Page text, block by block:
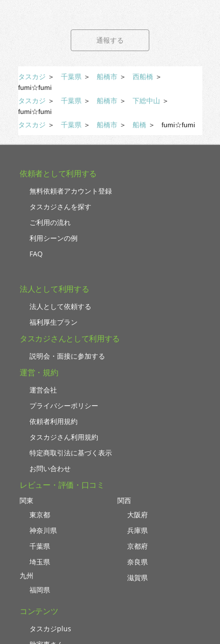
通報する
タスカジ ＞ 千葉県 ＞ 船橋市 ＞ 西船橋 ＞
fumi☆fumi
タスカジ ＞ 千葉県 ＞ 船橋市 ＞ 下総中山 ＞
fumi☆fumi
タスカジ ＞ 千葉県 ＞ 船橋市 ＞ 船橋 ＞ fumi☆fumi
依頼者として利用する
無料依頼者アカウント登録
タスカジさんを探す
ご利用の流れ
利用シーンの例
FAQ
法人として利用する
法人として依頼する
福利厚生プラン
タスカジさんとして利用する
説明会・面接に参加する
運営・規約
運営会社
プライバシーポリシー
依頼者利用規約
タスカジさん利用規約
特定商取引法に基づく表示
お問い合わせ
レビュー・評価・口コミ
関東
東京都
神奈川県
千葉県
埼玉県
九州
福岡県
関西
大阪府
兵庫県
京都府
奈良県
滋賀県
コンテンツ
タスカジplus